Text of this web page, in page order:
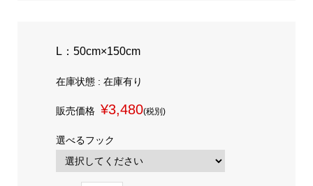
L：50cm×150cm
在庫状態 : 在庫有り
販売価格 ¥3,480(税別)
選べるフック